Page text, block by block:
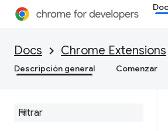
Docs Chrome Extensions
Descripción general Comenzar